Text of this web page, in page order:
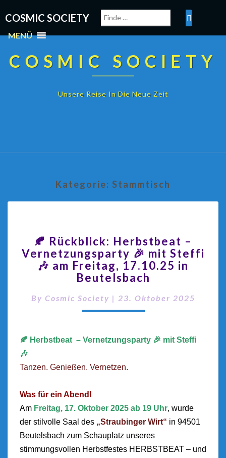
COSMIC SOCIETY
MENÜ
COSMIC SOCIETY
Unsere Reise In Die Neue Zeit
Kategorie: Stammtisch
🍂 Rückblick: Herbstbeat –
Vernetzungsparty 🎉 mit Steffi
🎶 am Freitag, 17.10.25 in
Beutelsbach
By Cosmic Society | 23. Oktober 2025
🍂 Herbstbeat – Vernetzungsparty 🎉 mit Steffi
🎶
Tanzen. Genießen. Vernetzen.
Was für ein Abend!
Am Freitag, 17. Oktober 2025 ab 19 Uhr, wurde
der stilvolle Saal des „Straubinger Wirt“ in 94501
Beutelsbach zum Schauplatz unseres
stimmungsvollen Herbstfestes HERBSTBEAT – und